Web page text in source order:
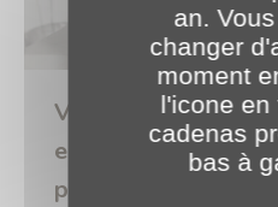
Vous recherchiez
expert en
propres
an.
changer
moment
l'icone en
cadenas
bas à